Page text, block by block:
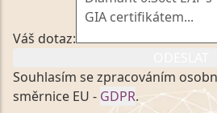
Váš dotaz:
Souhlasím se zpracováním
směrnice EU - GDPR.